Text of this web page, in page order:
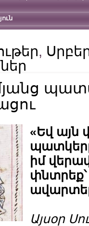
,
«Եվ այն
իմ
փնտրեք՝
Այսօր